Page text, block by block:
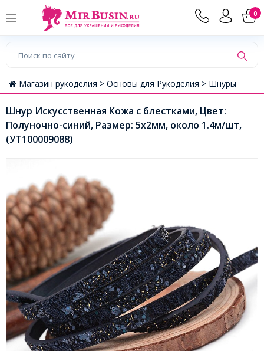
0
Магазин рукоделия > Основы для Рукоделия > Шнуры
Шнур Искусственная Кожа с блестками, Цвет:
Полуночно-синий, Размер: 5х2мм, около 1.4м/шт,
(УТ100009088)